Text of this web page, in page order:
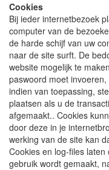
Cookies
Bij ieder internetbezoek
computer van de
de harde schijf van uw
naar de site surft. De
website mogelijk te
paswoord moet
indien van toepassing,
plaatsen als u de
afgemaakt.. Cookies
door deze in je
werking van de site kan
Cookies en log-files
gebruik wordt gemaakt,